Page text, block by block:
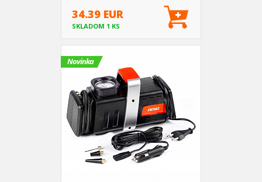
34.39 EUR
SKLADOM 1 KS
Novinka